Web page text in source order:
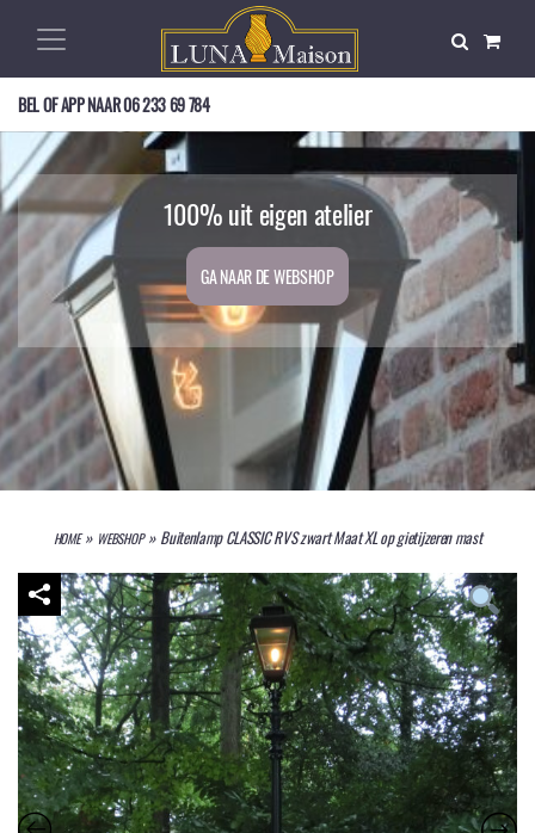
BEL OF APP NAAR06 233 69 784
Exclusief, nostalgisch, en duurzaam!
GA NAAR DE WEBSHOP
Op zoek naar een mooie buitenlamp?
GA NAAR DE WEBSHOP
100% uit eigen atelier
GA NAAR DE WEBSHOP
HOME» WEBSHOP» Buitenlamp CLASSIC RVS zwart Maat XL op gietijzeren mast